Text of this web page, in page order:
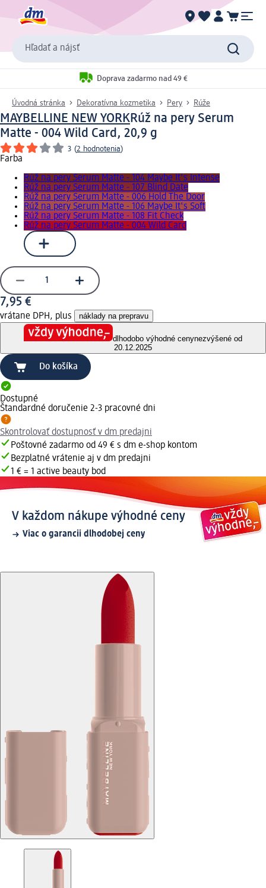
Hľadať a nájsť
Doprava zadarmo nad 49 €
Úvodná stránka Dekoratívna kozmetika Pery Rúže
MAYBELLINE NEW YORKRúž na pery Serum
Matte - 004 Wild Card, 20,9 g
3 (2 hodnotenia)
Farba
Rúž na pery Serum Matte - 104 Maybe It's Intense
Rúž na pery Serum Matte - 107 Blind Date
Rúž na pery Serum Matte - 006 Hold The Door
Rúž na pery Serum Matte - 106 Maybe It's Soft
Rúž na pery Serum Matte - 108 Fit Check
Rúž na pery Serum Matte - 004 Wild Card
7,95 €
vrátane DPH, plus náklady na prepravu
dlhodobo výhodné cenynezvýšené od
20.12.2025
Do košíka
Dostupné
Štandardné doručenie 2-3 pracovné dni
Skontrolovať dostupnosť v dm predajni
Poštovné zadarmo od 49 € s dm e-shop kontom
Bezplatné vrátenie aj v dm predajni
1 € = 1 active beauty bod
V každom nákupe výhodné ceny
Viac o garancii dlhodobej ceny